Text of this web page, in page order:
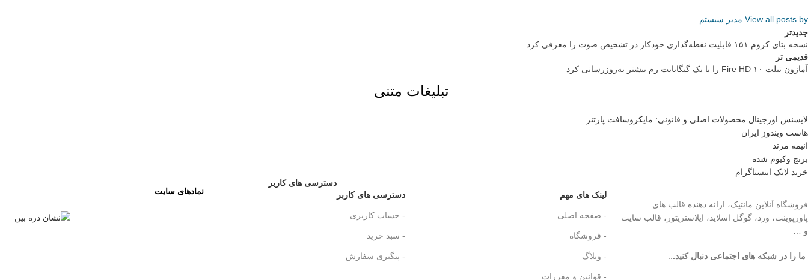
View all posts by مدیر سیستم
جدیدتر
نسخه بتای کروم ۱۵۱ قابلیت نقطه‌گذاری خودکار در تشخیص صوت را معرفی کرد
قدیمی تر
آمازون تبلت Fire HD ۱۰ را با یک گیگابایت رم بیشتر به‌روزرسانی کرد
تبلیغات متنی
لایسنس اورجینال محصولات اصلی و قانونی: مایکروسافت پارتنر
هاست ویندوز ایران
انیمه مرتد
برنج وکیوم شده
خرید لایک اینستاگرام
فروشگاه آنلاین مانتیک، ارائه دهنده قالب های
پاورپوینت، ورد، گوگل اسلاید، ایلاستریتور، قالب سایت
و …
ما را در شبکه های اجتماعی دنبال کنید...
لینک های مهم
- صفحه اصلی
- فروشگاه
- وبلاگ
- قوانین و مقررات
دسترسی های کاربر
دسترسی های کاربر
- حساب کاربری
- سبد خرید
- پیگیری سفارش
نمادهای سایت